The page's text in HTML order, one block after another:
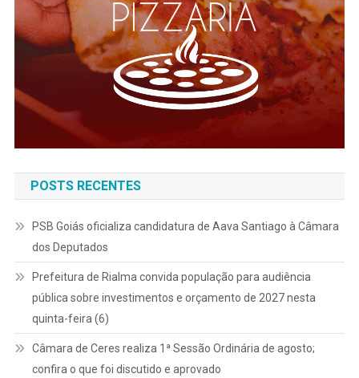
POSTS RECENTES
PSB Goiás oficializa candidatura de Aava Santiago à Câmara
dos Deputados
Prefeitura de Rialma convida população para audiência
pública sobre investimentos e orçamento de 2027 nesta
quinta-feira (6)
Câmara de Ceres realiza 1ª Sessão Ordinária de agosto;
confira o que foi discutido e aprovado